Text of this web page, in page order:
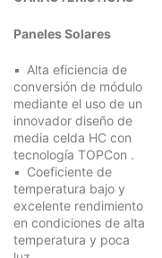
Paneles Solares
Alta eficiencia de
conversión de módulo
mediante el uso de un
innovador diseño de
media celda HC con
tecnología TOPCon .
Coeficiente de
temperatura bajo y
excelente rendimiento
en condiciones de alta
temperatura y poca